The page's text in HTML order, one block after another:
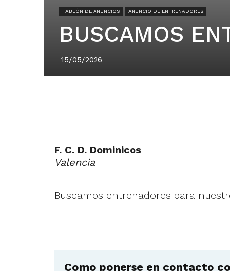
TABLÓN DE ANUNCIOS ANUNCIO DE ENTRENADORES
BUSCAMOS
15/05/2026
F. C. D. Dominicos
Valencia
Buscamos entrenadores para
Como ponerse en contacto